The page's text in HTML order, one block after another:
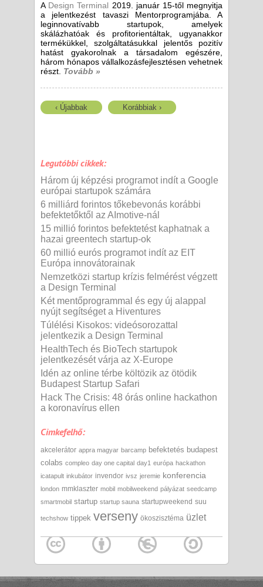
A Design Terminal 2019. január 15-től megnyitja
a jelentkezést tavaszi Mentorprogramjába. A
leginnovatívabb startupok, amelyek
skálázhatóak és profitorientáltak, ugyanakkor
termékükkel, szolgáltatásukkal jelentős pozitív
hatást gyakorolnak a társadalom egészére,
három hónapos vállalkozásfejlesztésen vehetnek
részt. Tovább »
‹ Újabbak Korábbiak ›
Legutóbbi cikkek:
Három új képzési programot indít a Google
európai startupok számára
6 milliárd forintos tőkebevonás korábbi
befektetőktől az AImotive-nál
15 millió forintos befektetést kaphatnak a
hazai greentech startup-ok
60 millió eurós programot indít az EIT
Európa innovátorainak
Nemzetközi startup krízis felmérést végzett
a Design Terminal
Két mentőprogrammal és egy új alappal
nyújt segítséget a Hiventures
Túlélési Kisokos: videósorozattal
jelentkezik a Design Terminal
HealthTech és BioTech startupok
jelentkezését várja az X-Europe
Idén az online térbe költözik az ötödik
Budapest Startup Safari
Hack The Crisis: 48 órás online hackathon
a koronavírus ellen
Cimkefelhő:
akcelerátor appra magyar barcamp befektetés budapest
colabs compleo day one capital day1 európa hackathon
icatapult inkubátor invendor ivsz jeremie konferencia
london mmklaszter mobil mobilweekend pályázat seedcamp
smartmobil startup startup sauna startupweekend suu
techshow tippek verseny ökoszisztéma üzlet